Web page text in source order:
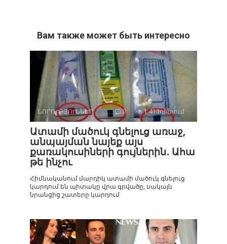
Вам также может быть интересно
ՆՈՐՈՒԹՅՈՒՆՆԵՐ 0 1 413դիտում
Ատամի մածուկ գնելուց առաջ,
անպայման նայեք այս
քառակուսիների գույներին․ Ահա
թե ինչու
Հիմնականում մարդիկ ատամի մածուկ գնելուց
կարդում են պիտակը վրա գրվածը, սակայն
նրանցից շատերը կարդում